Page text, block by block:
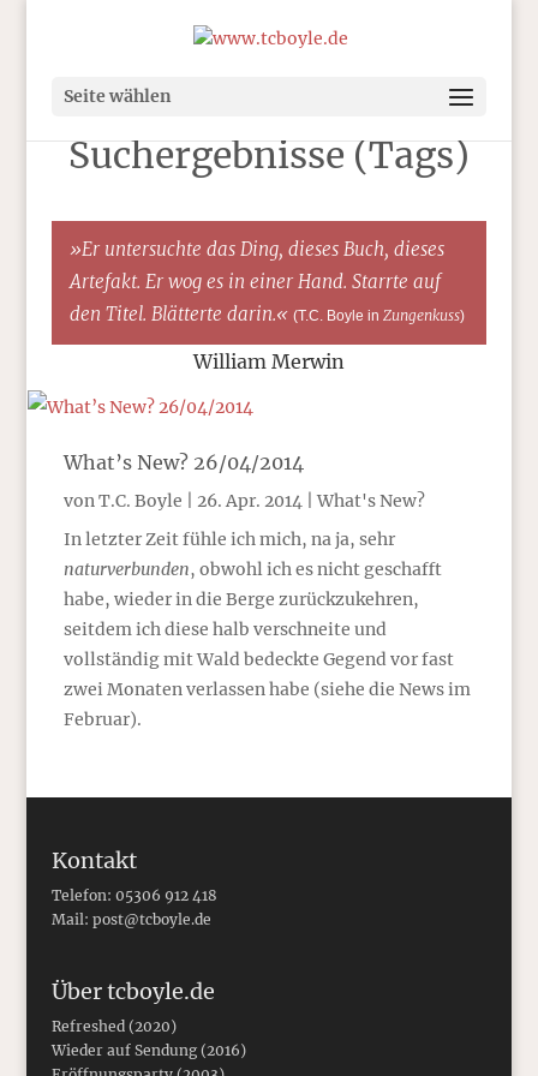
Seite wählen
Suchergebnisse (Tags)
»Er untersuchte das Ding, dieses Buch, dieses
Artefakt. Er wog es in einer Hand. Starrte auf
den Titel. Blätterte darin.« (T.C. Boyle in Zungenkuss)
William Merwin
What’s New? 26/04/2014
vonT.C. Boyle 26. Apr. 2014|What's New?
In letzter Zeit fühle ich mich, na ja, sehr
naturverbunden, obwohl ich es nicht geschafft
habe, wieder in die Berge zurückzukehren,
seitdem ich diese halb verschneite und
vollständig mit Wald bedeckte Gegend vor fast
zwei Monaten verlassen habe (siehe die News im
Februar).
Kontakt
Telefon: 05306 912 418
Mail: post@tcboyle.de
Über tcboyle.de
Refreshed (2020)
Wieder auf Sendung (2016)